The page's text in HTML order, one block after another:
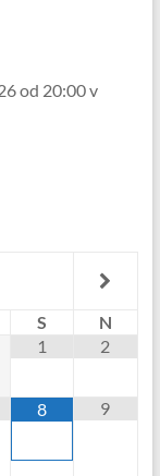
od 20:00 v
S
N
1
2
8 9